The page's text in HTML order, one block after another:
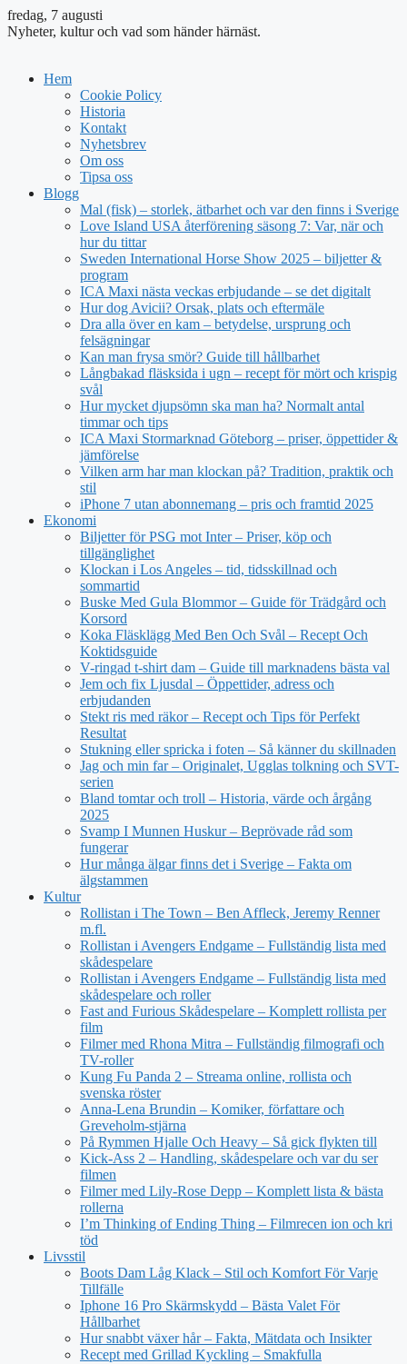
fredag, 7 augusti
Nyheter, kultur och vad som händer härnäst.
Hem
Cookie Policy
Historia
Kontakt
Nyhetsbrev
Om oss
Tipsa oss
Blogg
Mal (fisk) – storlek, ätbarhet och var den finns i Sverige
Love Island USA återförening säsong 7: Var, när och
hur du tittar
Sweden International Horse Show 2025 – biljetter &
program
ICA Maxi nästa veckas erbjudande – se det digitalt
Hur dog Avicii? Orsak, plats och eftermäle
Dra alla över en kam – betydelse, ursprung och
felsägningar
Kan man frysa smör? Guide till hållbarhet
Långbakad fläsksida i ugn – recept för mört och krispig
svål
Hur mycket djupsömn ska man ha? Normalt antal
timmar och tips
ICA Maxi Stormarknad Göteborg – priser, öppettider &
jämförelse
Vilken arm har man klockan på? Tradition, praktik och
stil
iPhone 7 utan abonnemang – pris och framtid 2025
Ekonomi
Biljetter för PSG mot Inter – Priser, köp och
tillgänglighet
Klockan i Los Angeles – tid, tidsskillnad och
sommartid
Buske Med Gula Blommor – Guide för Trädgård och
Korsord
Koka Fläsklägg Med Ben Och Svål – Recept Och
Koktidsguide
V-ringad t-shirt dam – Guide till marknadens bästa val
Jem och fix Ljusdal – Öppettider, adress och
erbjudanden
Stekt ris med räkor – Recept och Tips för Perfekt
Resultat
Stukning eller spricka i foten – Så känner du skillnaden
Jag och min far – Originalet, Ugglas tolkning och SVT-
serien
Bland tomtar och troll – Historia, värde och årgång
2025
Svamp I Munnen Huskur – Beprövade råd som
fungerar
Hur många älgar finns det i Sverige – Fakta om
älgstammen
Kultur
Rollistan i The Town – Ben Affleck, Jeremy Renner
m.fl.
Rollistan i Avengers Endgame – Fullständig lista med
skådespelare
Rollistan i Avengers Endgame – Fullständig lista med
skådespelare och roller
Fast and Furious Skådespelare – Komplett rollista per
film
Filmer med Rhona Mitra – Fullständig filmografi och
TV-roller
Kung Fu Panda 2 – Streama online, rollista och
svenska röster
Anna-Lena Brundin – Komiker, författare och
Greveholm-stjärna
På Rymmen Hjalle Och Heavy – Så gick flykten till
Kick-Ass 2 – Handling, skådespelare och var du ser
filmen
Filmer med Lily-Rose Depp – Komplett lista & bästa
rollerna
I’m Thinking of Ending Thing – Filmrecen ion och kri
töd
Livsstil
Boots Dam Låg Klack – Stil och Komfort För Varje
Tillfälle
Iphone 16 Pro Skärmskydd – Bästa Valet För
Hållbarhet
Hur snabbt växer hår – Fakta, Mätdata och Insikter
Recept med Grillad Kyckling – Smakfulla